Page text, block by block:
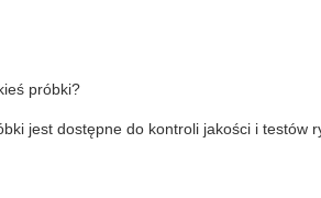
próbki?
jest dostępne do kontroli jakości i testów